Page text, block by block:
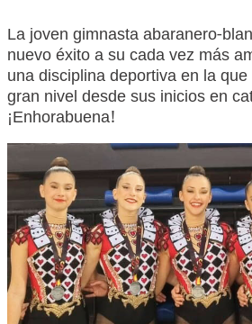
La joven gimnasta abaranero-
nuevo éxito a su cada vez más
una disciplina deportiva en la
gran nivel desde sus inicios en
¡Enhorabuena!